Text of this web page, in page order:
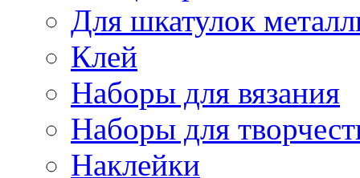
Для шкатулок
Клей
Наборы для вязания
Наборы для
Наклейки